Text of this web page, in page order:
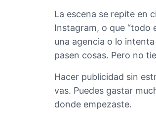
La escena se repite en
Instagram, o que “todo
una agencia o lo
pasen cosas. Pero no
Hacer publicidad sin
vas. Puedes gastar
donde empezaste.